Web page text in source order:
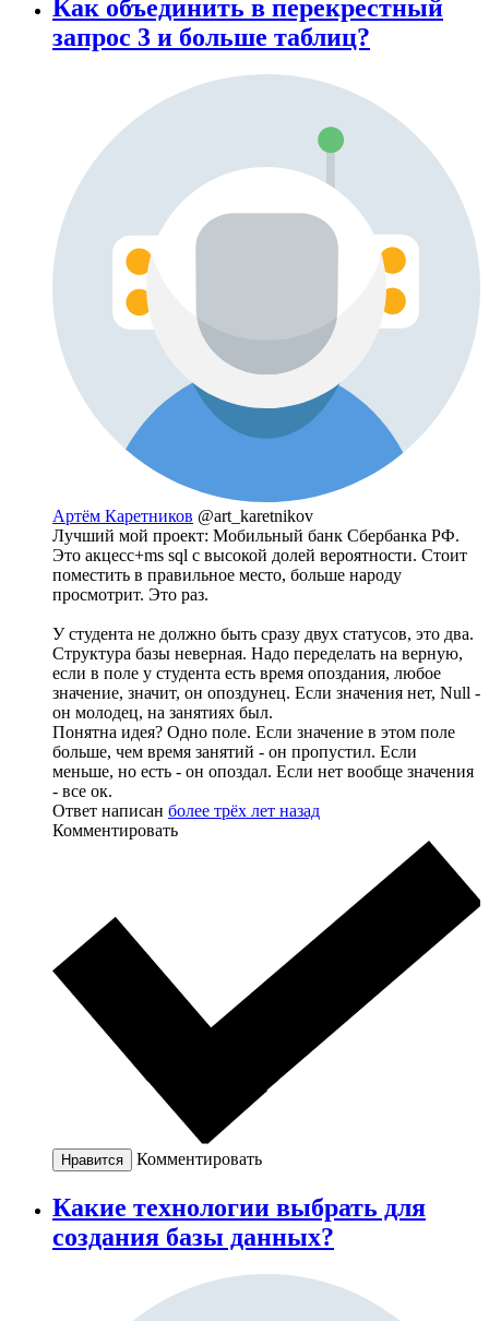
Как объединить в перекрестный
запрос 3 и больше таблиц?
Артём Каретников @art_karetnikov
Лучший мой проект: Мобильный банк Сбербанка РФ.
Это акцесс+ms sql с высокой долей вероятности. Стоит
поместить в правильное место, больше народу
просмотрит. Это раз.
У студента не должно быть сразу двух статусов, это два.
Структура базы неверная. Надо переделать на верную,
если в поле у студента есть время опоздания, любое
значение, значит, он опоздунец. Если значения нет, Null -
он молодец, на занятиях был.
Понятна идея? Одно поле. Если значение в этом поле
больше, чем время занятий - он пропустил. Если
меньше, но есть - он опоздал. Если нет вообще значения
- все ок.
Ответ написан более трёх лет назад
Комментировать
Нравится Комментировать
Какие технологии выбрать для
создания базы данных?